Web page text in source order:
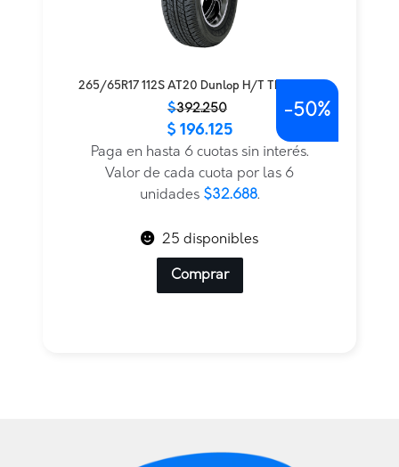
265/65R17 112S AT20 Dunlop H/T TL — THA
$392.250
original
$392.250.
actual
$ 196.125
Paga en hasta 6 cuotas sin interés.
Valor de cada cuota por las 6
unidades $32.688.
-50%
25 disponibles
Comprar